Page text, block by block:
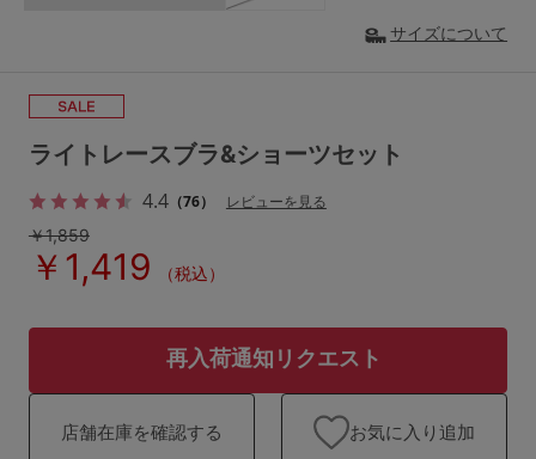
高評価レビューアイテム
WEB限定アイテム
検索を閉じる
ライトレースブラ&ショーツセット
4.4（76）
レビューを見る
￥1,859
￥1,419 （税込）
サイズについて
再入荷通知リクエスト
店舗在庫を確認する お気に入り追加